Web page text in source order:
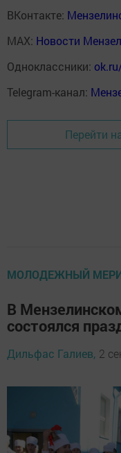
ВКонтакте:
MAX: Новости
Одноклассники:
Telegram-канал:
Перейти
МОЛОДЕЖНЫЙ
В
состоялся
Дильфас Галиев, 2